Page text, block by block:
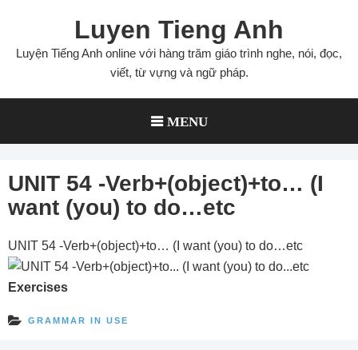
content
Luyen Tieng Anh
Luyện Tiếng Anh online với hàng trăm giáo trình nghe, nói, đọc,
viết, từ vựng và ngữ pháp.
MENU
UNIT 54 -Verb+(object)+to… (I
want (you) to do…etc
UNIT 54 -Verb+(object)+to… (I want (you) to do…etc
Exercises
GRAMMAR IN USE